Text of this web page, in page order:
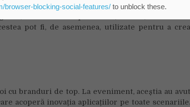
de calitate cu inteligența, soluțiile contextuale și
inclusiv smartphone-uri, tablete, televizoare
pot fi, de asemenea, utilizate pentru a crea
cu branduri de top. La eveniment, aceștia au avut
acoperă inovația aplicațiilor pe toate scenariile.
browser-blocking-social-features/to unblock these.